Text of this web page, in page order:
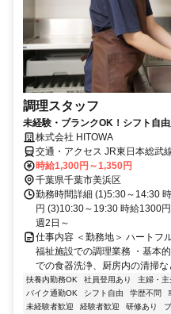
調理スタッフ
未経験・ブランクOK！シフト自
株式会社 HITOWA
交通・アクセス JR東日本総武
時給1,300円～1,350円
千葉県千葉市美浜区
勤務時間詳細 (1)5:30～14:30
円 (3)10:30～19:30 時給1300
週2日～
仕事内容 ＜勤務地＞ ハートフ
福祉施設での調理業務 ・基本
での食器洗浄、厨房内の清掃
扶養内勤務OK 社員登用あり 主婦・主
バイク通勤OK
シフト自由 学歴不問
未経験者歓迎
経験者歓迎 研修あり